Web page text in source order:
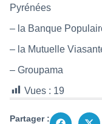
Pyrénées
– la Banque
– la Mutuelle
– Groupama
Vues : 19
Partager :